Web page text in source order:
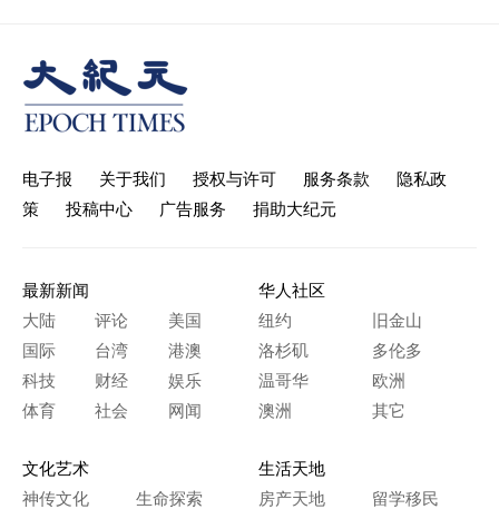
电子报 关于我们 授权与许可 服务条款
隐私政
策
投稿中心 广告服务 捐助大纪元
最新新闻
大陆
评论
美国
国际
台湾
港澳
科技
财经
娱乐
体育
社会 网闻
华人社区
纽约
旧金山
洛杉矶
多伦多
温哥华
欧洲
澳洲
其它
文化艺术
神传文化
生命探索
生活天地
房产天地
留学移民